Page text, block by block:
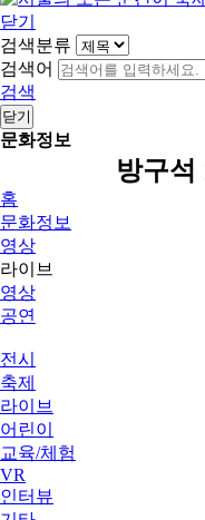
닫기
검색분류
검색어
검색
닫기
문화정보
방구석
홈
문화정보
영상
라이브
영상
공연
전시
축제
라이브
어린이
교육/체험
VR
인터뷰